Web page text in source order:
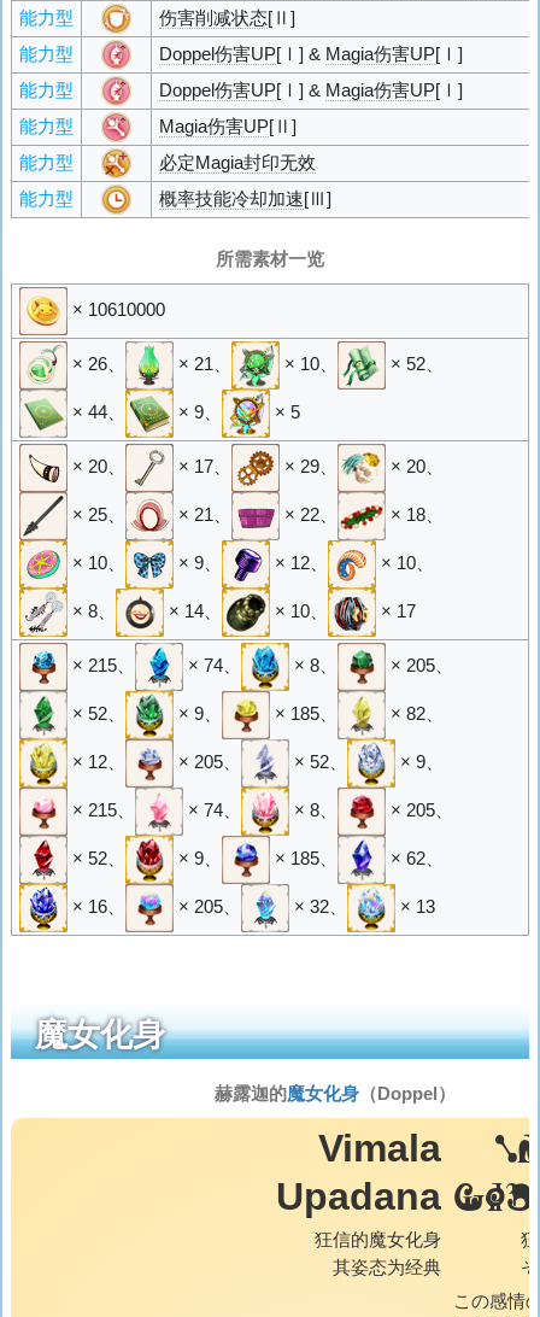
能力型
伤害削减状态[Ⅱ]
能力型
Doppel伤害UP[Ⅰ] & Magia伤害UP[Ⅰ]
能力型
Doppel伤害UP[Ⅰ] & Magia伤害UP[Ⅰ]
能力型
Magia伤害UP[Ⅱ]
能力型
必定Magia封印无效
能力型
概率技能冷却加速[Ⅲ]
所需素材一览
× 10610000
× 26、 × 21 × 10、 × 52、
× 44、 × 9、 × 5
× 20、 × 17、 × 29、 × 20、
× 25、 × 21 × 22、 × 18、
× 10、 × 9、 × 12、 × 10、
× 8、 × 14、 × 10、 × 17
× 215、 × 74、 × 8、 × 205、
× 52、 × 9、 × 185、 × 82、
× 12、 × 205、 × 52、 × 9、
× 215、 × 74、 × 8、 × 205、
× 52、 × 9、 × 185、 × 62、
× 16、 × 205、 × 32、 × 13
魔女化身
赫露迦的魔女化身（Doppel）
Vimala
Upadana
狂信的魔女化身
其姿态为经典
この感情